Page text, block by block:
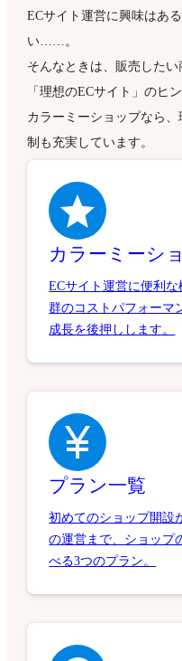
ECサイト運営に興味はあ
い……。
そんなときは、販売した
「理想のECサイト」のヒ
カラーミーショップなら
制も充実しています。
カラーミーシ
ECサイト運営に便利
群のコストパフォーマ
成長を後押しします。
プラン一覧
初めてのショップ開設
の運営まで、ショップ
べる3つのプラン。